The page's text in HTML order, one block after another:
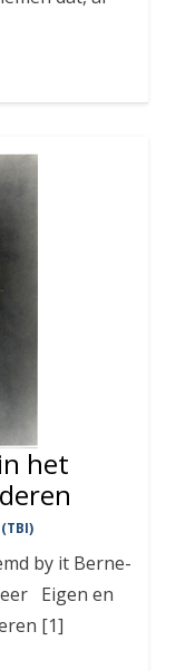
het
by it Berne-
Eigen en
[1]